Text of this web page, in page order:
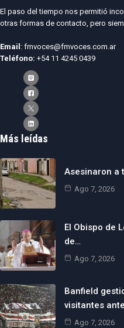
El paso del tiempo nos permitió
otras formas de contacto, pero
Email : fmvoces@fmvoces.com.ar
Teléfono: +54 11 4245 0439
Más leídas
Asesinaron a
Ago 7, 2026
El Obispo de
de…
Ago 7, 2026
Banfield
visitantes
Ago 7, 2026